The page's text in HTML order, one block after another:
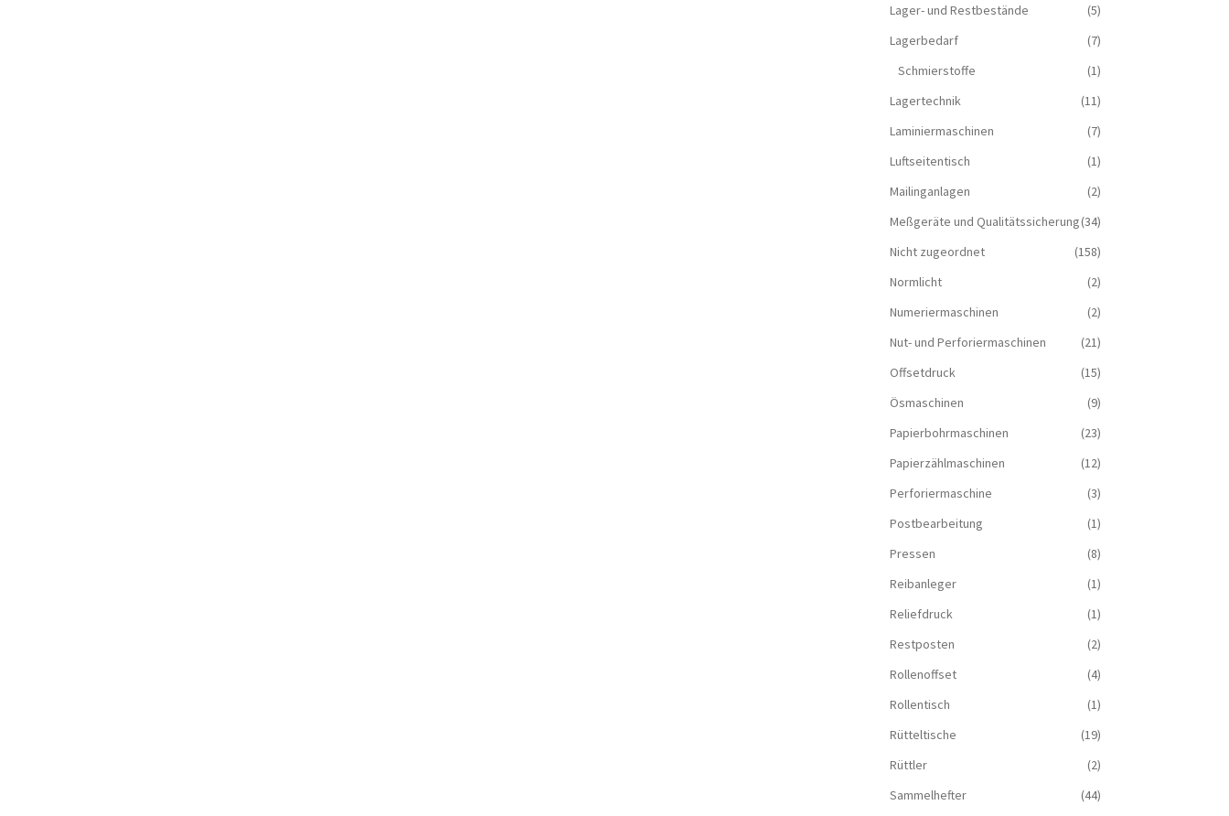
Lager- und Restbestände
(5)
Lagerbedarf
(7)
Schmierstoffe
(1)
Lagertechnik
(11)
Laminiermaschinen
(7)
Luftseitentisch
(1)
Mailinganlagen
(2)
Meßgeräte und Qualitätssicherung(34)
Nicht zugeordnet
(158)
Normlicht
(2)
Numeriermaschinen
(2)
Nut- und Perforiermaschinen
(21)
Offsetdruck
(15)
Ösmaschinen
(9)
Papierbohrmaschinen
(23)
Papierzählmaschinen
(12)
Perforiermaschine
(3)
Postbearbeitung
(1)
Pressen
(8)
Reibanleger
(1)
Reliefdruck
(1)
Restposten
(2)
Rollenoffset
(4)
Rollentisch
(1)
Rütteltische
(19)
Rüttler
(2)
Sammelhefter
(44)